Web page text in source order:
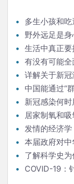
多生小孩和
野外远足是
发言生活中真正
有没有可能全
详解关于新
中国能通过“
新冠感染何时
居家制氧和
发情的经济学
本届政府对
了解科学史为
COVID-19：